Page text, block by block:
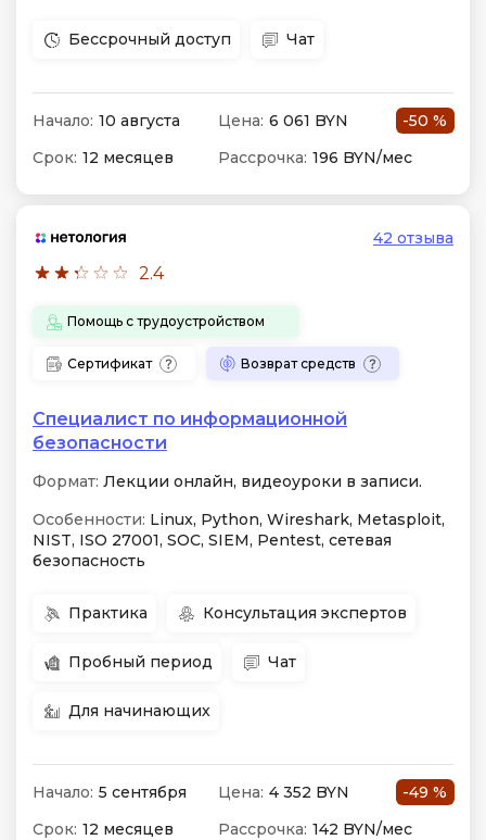
Бессрочный доступ Чат
Начало: 10 августа Цена: 6 061 BYN
-50 %
Срок: 12 месяцев Рассрочка: 196 BYN/мес
2.4
42 отзыва
Помощь с трудоустройством
Сертификат Возврат средств
Специалист по информационной
безопасности
Формат: Лекции онлайн, видеоуроки в записи.
Особенности: Linux, Python, Wireshark, Metasploit,
NIST, ISO 27001, SOC, SIEM, Pentest, сетевая
безопасность
Практика Консультация экспертов
Пробный период Чат
Для начинающих
Начало: 5 сентября Цена: 4 352 BYN
-49 %
Срок: 12 месяцев Рассрочка: 142 BYN/мес